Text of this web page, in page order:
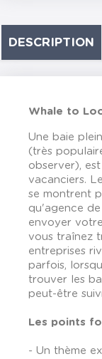
DESCRIPTION
Whale to
Une baie
(très
observer),
vacanciers.
se montrent
qu'agence
envoyer
vous traînez
entreprises
parfois,
trouver les
peut-être
Les points
- Un thème